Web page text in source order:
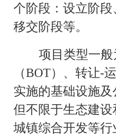
个阶段：设立阶段
移交阶段等。
项目类型一
（BOT）、转让-
实施的基础设施
但不限于生态建设
城镇综合开发等